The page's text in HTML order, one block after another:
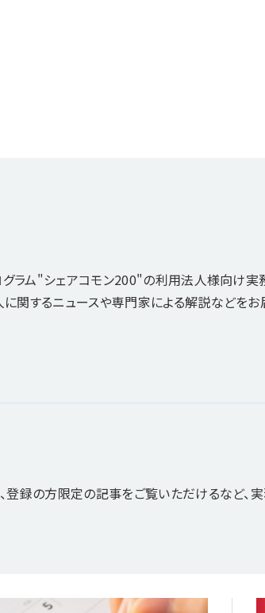
ラム"シェアコモン200"の利用法人様向け実
関するニュースや専門家による解説などを
登録の方限定の記事をご覧いただけるなど、